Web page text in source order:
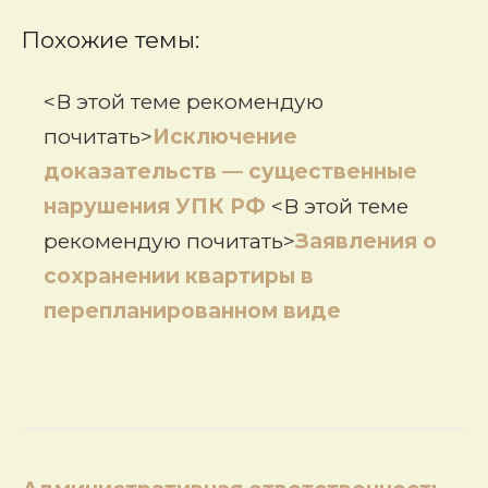
Похожие темы:
<В этой теме рекомендую
почитать>Исключение
доказательств — существенные
нарушения УПК РФ <В этой теме
рекомендую почитать>Заявления о
сохранении квартиры в
перепланированном виде